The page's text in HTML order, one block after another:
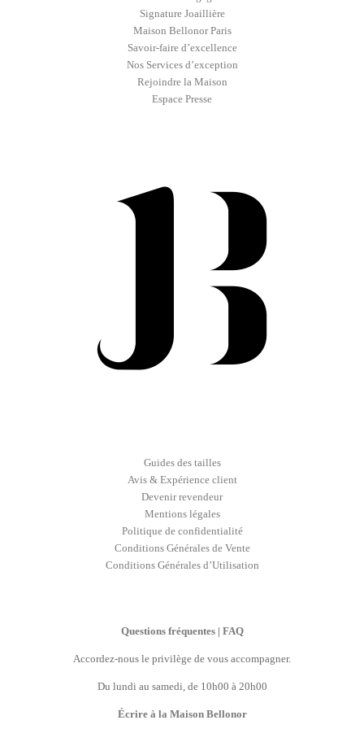
Signature Joaillière
Maison Bellonor Paris
Savoir-faire d’excellence
Nos Services d’exception
Rejoindre la Maison
Espace Presse
Guides des tailles
Avis & Expérience client
Devenir revendeur
Mentions légales
Politique de confidentialité
Conditions Générales de Vente
Conditions Générales d’Utilisation
Questions fréquentes | FAQ
Accordez-nous le privilège de vous accompagner.
Du lundi au samedi, de 10h00 à 20h00
Écrire à la Maison Bellonor